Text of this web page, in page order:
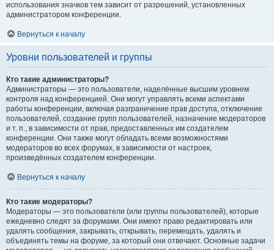
использования значков тем зависит от разрешений, установленных
администратором конференции.
Вернуться к началу
Уровни пользователей и группы
Кто такие администраторы?
Администраторы — это пользователи, наделённые высшим уровнем
контроля над конференцией. Они могут управлять всеми аспектами
работы конференции, включая разграничение прав доступа, отключение
пользователей, создание групп пользователей, назначение модераторов
и т. п., в зависимости от прав, предоставленных им создателем
конференции. Они также могут обладать всеми возможностями
модераторов во всех форумах, в зависимости от настроек,
произведённых создателем конференции.
Вернуться к началу
Кто такие модераторы?
Модераторы — это пользователи (или группы пользователей), которые
ежедневно следят за форумами. Они имеют право редактировать или
удалять сообщения, закрывать, открывать, перемещать, удалять и
объединять темы на форуме, за который они отвечают. Основные задачи